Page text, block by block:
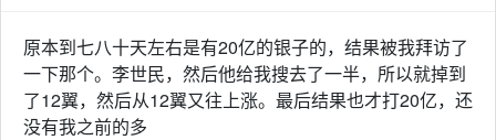
原本到七八十天左右是有20亿的银子的，结果被我拜访了
一下那个。李世民，然后他给我搜去了一半，所以就掉到
了12翼，然后从12翼又往上涨。最后结果也才打20亿，还
没有我之前的多